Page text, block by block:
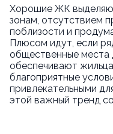
Хорошие ЖК
зонам, отсутствием
поблизости и
Плюсом идут, если
общественные места
обеспечивают
благоприятные
привлекательными
этой важный тренд